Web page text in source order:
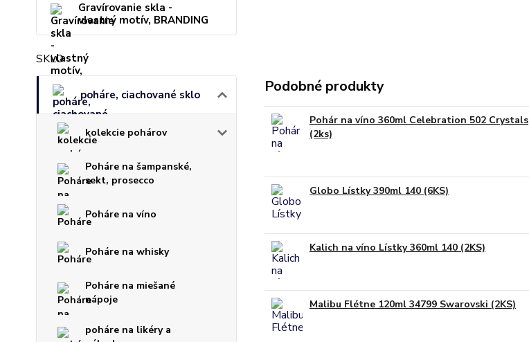
Gravírovanie skla -
vlastný motív, BRANDING
SKLO
poháre, ciachované sklo
kolekcie pohárov
Poháre na šampanské,
sekt, prosecco
Poháre na víno
Poháre na whisky
Poháre na miešané
nápoje
poháre na likéry a
Podobné produkty
Pohár na víno 360ml Celebration 502 Crystals
(2ks)
Globo Lístky 390ml 140 (6KS)
Kalich na víno Lístky 360ml 140 (2KS)
Malibu Flétne 120ml 34799 Swarovski (2KS)